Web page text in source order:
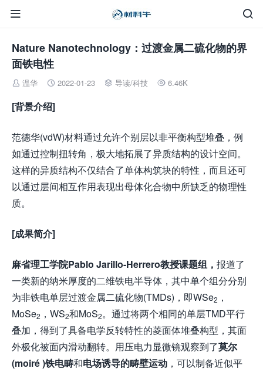


Nature Nanotechnology：过渡金属二硫化物的界
面铁电性
 温华  2022-01-23  导读/科技  6.46K
[背景介绍]
范德华(vdW)材料通过允许个别层以非平衡构型堆叠，例
如通过控制扭转角，极大地拓展了异质结构的设计空间。
这样的异质结构不仅结合了单体构筑块的特性，而且还可
以通过层间相互作用表现出母体化合物中所缺乏的物理性
质。
[成果简介]
麻省理工学院Pablo Jarillo-Herrero教授课题组， 报道了
一类新的纳米厚度的二维铁电半导体，其中单个组分分别
为非铁电单层过渡金属二硫化物(TMDs)，即WSe2 ，
MoSe2 ，WS2和MoS2。通过将两个相同的单层TMD平行
叠加，得到了具备电学反转特性的菱面体堆叠构型，其面
外极化被面内滑动翻转。用压电力显微镜观察到了莫尔
(moiré )铁电畴和电场诱导的畴壁运动 ，可以制备近似平